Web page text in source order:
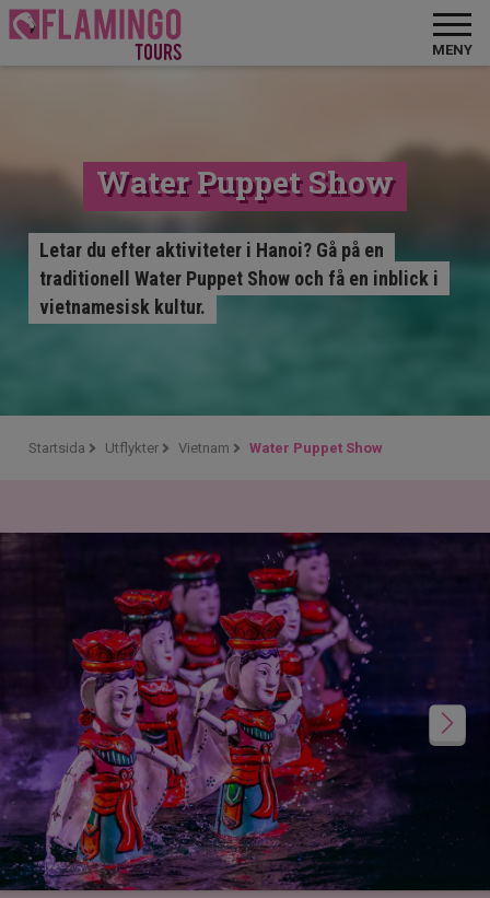
MENY
Water Puppet Show
Letar du efter aktiviteter i Hanoi? Gå på en
traditionell Water Puppet Show och få en inblick i
vietnamesisk kultur.
Startsida Utflykter Vietnam Water Puppet Show